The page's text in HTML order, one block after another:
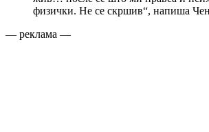
физички. Не се скршив“, напиша
— реклама —